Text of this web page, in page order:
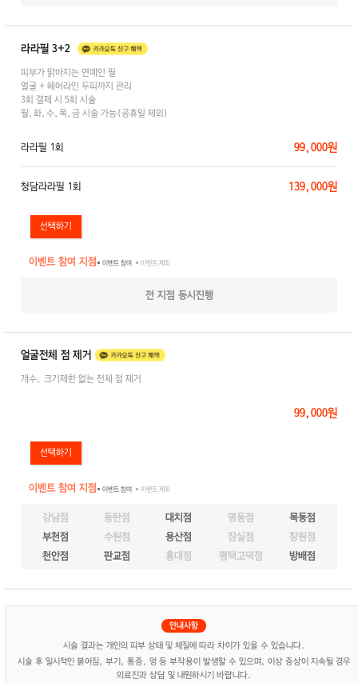
라라필 3+2
피부가 맑아지는 연예인 필
얼굴 + 헤어라인 두피까지 관리
3회 결제 시 5회 시술
월,화,수,목,금 시술 가능(공휴일 제외)
라라필 1회 99,000원
청담라라필 1회 139,000원
이벤트 참여 지점● 이벤트 참여 ● 이벤트 제외
전 지점 동시진행
얼굴전체 점 제거
개수, 크기제한 없는 전체 점 제거
99,000원
이벤트 참여 지점● 이벤트 참여 ● 이벤트 제외
강남점 동탄점 대치점 명동점
목동점
부천점
수원점 용산점 잠실점
창원점
천안점
판교점 홍대점 평택고덕점 방배점
시술 결과는 개인의 피부 상태 및 체질에 따라 차이가 있을 수 있습니다.
시술 후 일시적인 붉어짐, 부기, 통증, 멍 등 부작용이 발생할 수 있으며, 이상 증상이 지속될 경우
의료진과 상담 및 내원하시기 바랍니다.